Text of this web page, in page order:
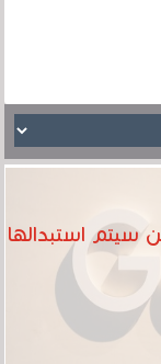
سيتم استبدالها